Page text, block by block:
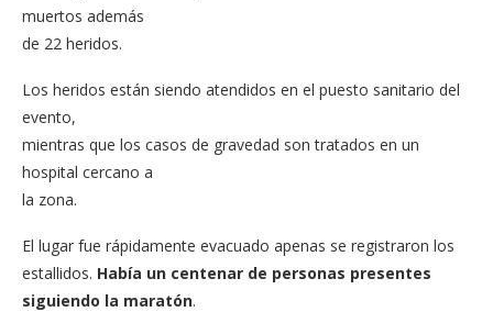
muertos además
de 22 heridos.
Los heridos están siendo atendidos en el puesto sanitario del
evento,
mientras que los casos de gravedad son tratados en un
hospital cercano a
la zona.
El lugar fue rápidamente evacuado apenas se registraron los
estallidos. Había un centenar de personas presentes
siguiendo la maratón.